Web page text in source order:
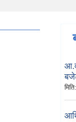
मिति: